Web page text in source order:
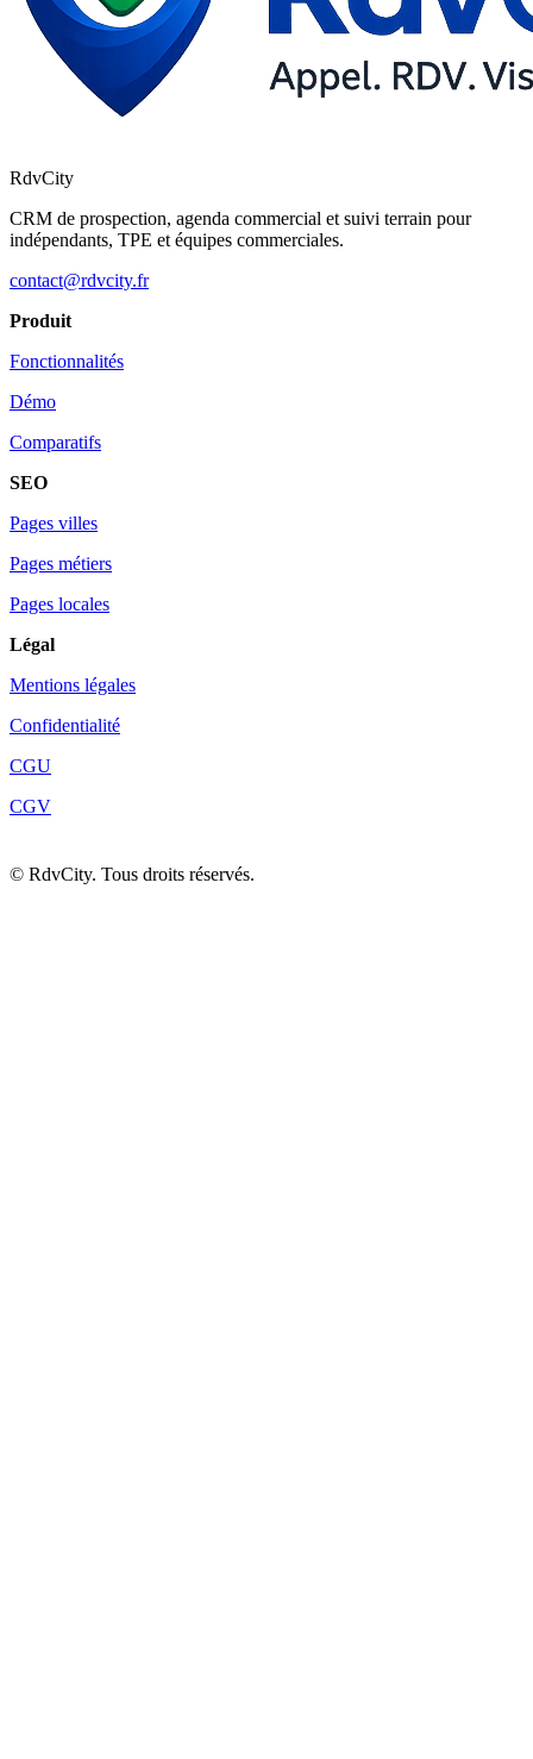
RdvCity
CRM de prospection, agenda commercial et suivi terrain pour
indépendants, TPE et équipes commerciales.
contact@rdvcity.fr
Produit
Fonctionnalités
Démo
Comparatifs
SEO
Pages villes
Pages métiers
Pages locales
Légal
Mentions légales
Confidentialité
CGU
CGV
© RdvCity. Tous droits réservés.